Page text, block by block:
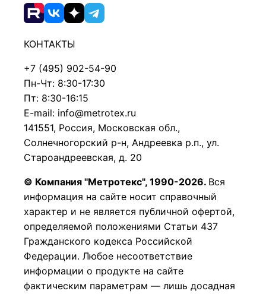
КОНТАКТЫ
+7 (495) 902-54-90
Пн-Чт: 8:30-17:30
Пт: 8:30-16:15
E-mail: info@metrotex.ru
141551, Россия, Московская обл.,
Солнечногорский р-н, Андреевка р.п., ул.
Староандреевская, д. 20
© Компания "Метротекс", 1990-2026. Вся
информация на сайте носит справочный
характер и не является публичной офертой,
определяемой положениями Статьи 437
Гражданского кодекса Российской
Федерации. Любое несоответствие
информации о продукте на сайте
фактическим параметрам — лишь досадная